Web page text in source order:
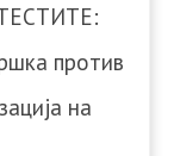
против
на